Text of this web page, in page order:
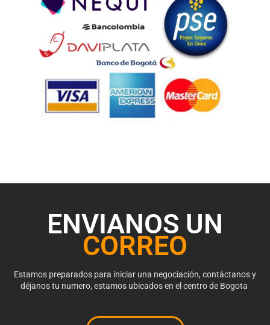
ENVIANOS UN
CORREO
Estamos preparados para iniciar una negociación, contáctanos y
déjanos tu numero, estamos ubicados en el centro de Bogota